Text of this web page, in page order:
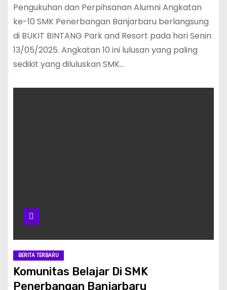
Pengukuhan dan Perpihsanan Alumni Angkatan
ke-10 SMK Penerbangan Banjarbaru berlangsung
di BUKIT BINTANG Park and Resort pada hari Senin
13/05/2025. Angkatan 10 ini lulusan yang paling
sedikit yang diluluskan SMK…
BERITA TERBARU
Komunitas Belajar Di SMK
Penerbangan Banjarbaru